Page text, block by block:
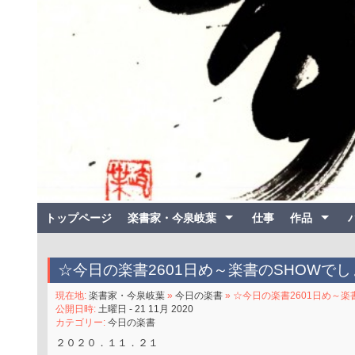
トップページ 楽書家・今泉岐葉 仕事 作品
☆今日の楽書2601日め～楽書のSHOWでし
現在地: 楽書家・今泉岐葉» 今日の楽書» ☆今日の楽書2601日め～楽
公開日時: 土曜日 - 21 11月 2020
カテゴリー: 今日の楽書
２０２０．１１．２１